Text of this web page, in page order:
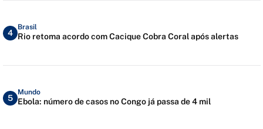
4
Brasil
Rio retoma acordo com Cacique Cobra Coral após alertas
5
Mundo
Ebola: número de casos no Congo já passa de 4 mil